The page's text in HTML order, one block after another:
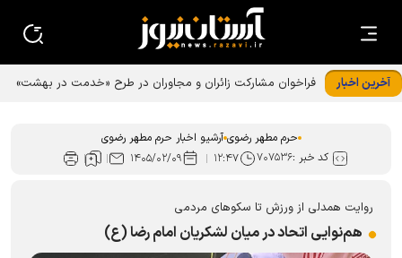
آخرین اخبار
حرم مطهر رضوی آرشیو اخبار حرم مطهر رضوی
کد خبر :۷۰۷۵۳۶ ۱۲:۴۷ ۱۴۰۵/۰۲/۰۹
روایت همدلی از ورزش تا سکو‌های مردمی
هم‌نوایی اتحاد در میان لشکریان امام رضا (ع)